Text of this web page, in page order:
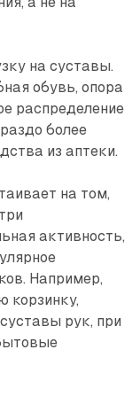
на суставы.
обувь, опора
распределение
более
из аптеки.
на том,
активность,
Например,
корзинку,
рук, при